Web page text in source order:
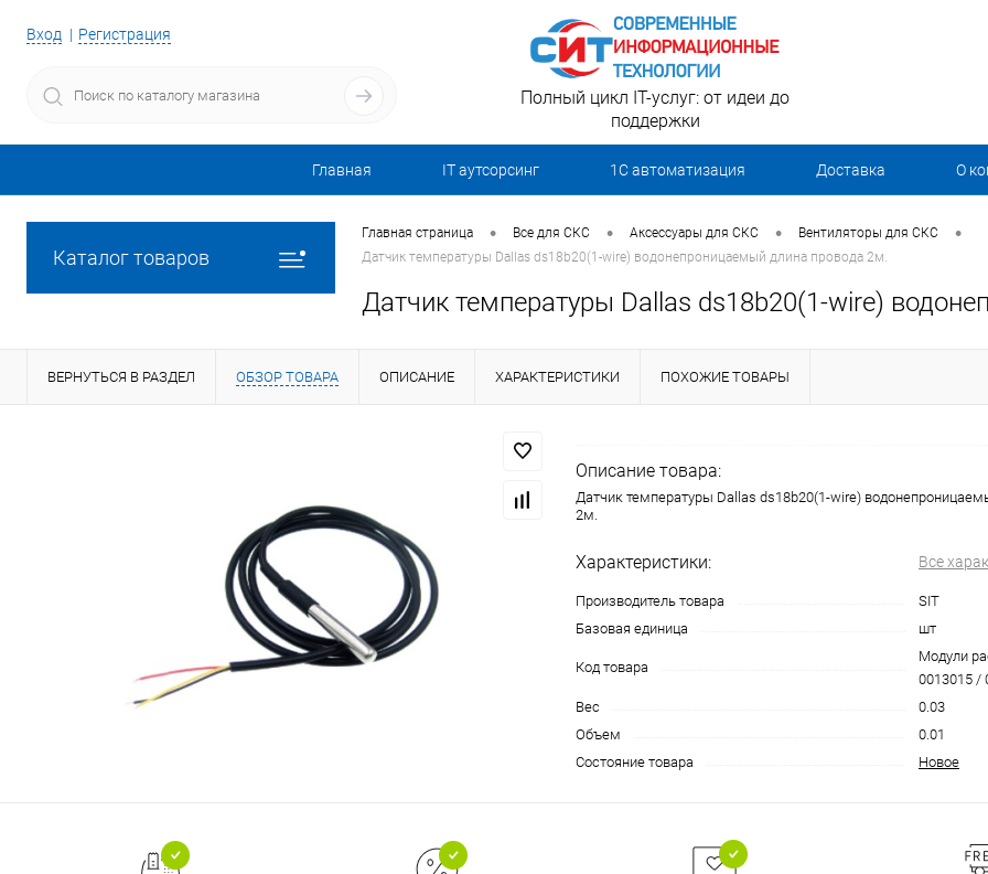
Вход Регистрация
Полный цикл IT-услуг: от идеи до
поддержки
Главная IT аутсорсинг 1С автоматизация Доставка О
Каталог товаров
Главная страница • Все для СКС • Аксессуары для СКС • Вентиляторы для СКС •
Датчик температуры Dallas ds18b20(1-wire) водонепроницаемый длина провода 2м.
Датчик температуры Dallas ds18b20(1-wire)
ВЕРНУТЬСЯ В РАЗДЕЛ ОБЗОР ТОВАРА ОПИСАНИЕ ХАРАКТЕРИСТИКИ ПОХОЖИЕ ТОВАРЫ
Описание товара:
Датчик температуры Dallas ds18b20(1-wire)
2м.
Характеристики: Все
Производитель товара
SIT
Базовая единица
шт
Код товара
Модули
0013015 /
Вес
0.03
Объем
0.01
Состояние товара
Новое